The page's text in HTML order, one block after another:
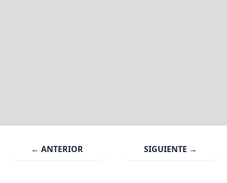
← ANTERIOR SIGUIENTE →